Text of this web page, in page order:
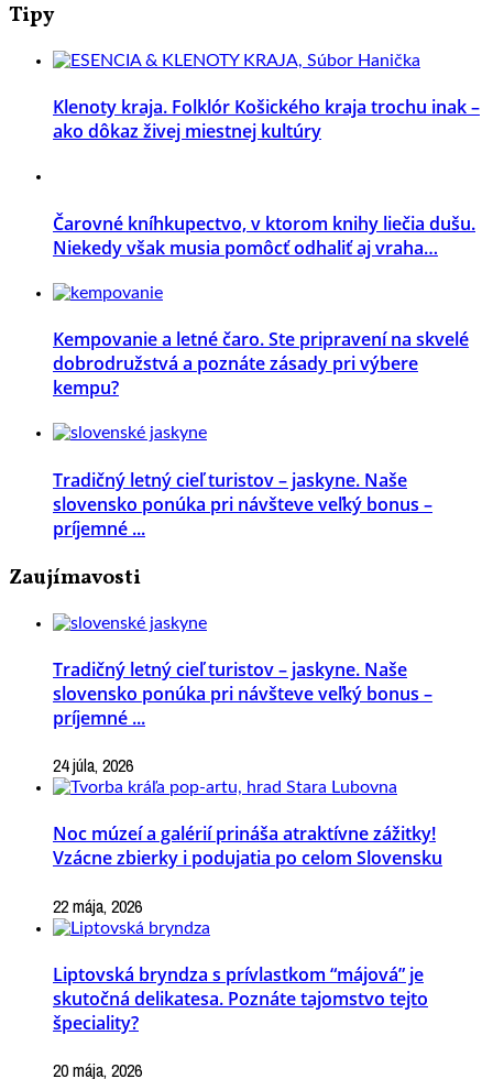
Tipy
Klenoty kraja. Folklór Košického kraja trochu inak –
ako dôkaz živej miestnej kultúry
Čarovné kníhkupectvo, v ktorom knihy liečia dušu.
Niekedy však musia pomôcť odhaliť aj vraha…
Kempovanie a letné čaro. Ste pripravení na skvelé
dobrodružstvá a poznáte zásady pri výbere
kempu?
Tradičný letný cieľ turistov – jaskyne. Naše
slovensko ponúka pri návšteve veľký bonus –
príjemné ...
Zaujímavosti
Tradičný letný cieľ turistov – jaskyne. Naše
slovensko ponúka pri návšteve veľký bonus –
príjemné ...
24 júla, 2026
Noc múzeí a galérií prináša atraktívne zážitky!
Vzácne zbierky i podujatia po celom Slovensku
22 mája, 2026
Liptovská bryndza s prívlastkom “májová” je
skutočná delikatesa. Poznáte tajomstvo tejto
špeciality?
20 mája, 2026